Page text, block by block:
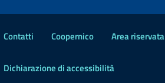
Contatti Coopernico Area riservata
Dichiarazione di accessibilità